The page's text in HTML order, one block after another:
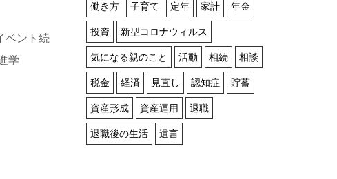
ベント続
学
働き方 子育て 定年 家計 年金
投資 新型コロナウィルス
気になる親のこと 活動 相続 相談
税金 経済 見直し 認知症 貯蓄
資産形成 資産運用 退職
退職後の生活 遺言